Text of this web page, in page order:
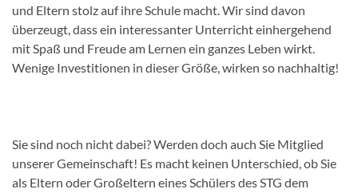
und Eltern stolz auf ihre Schule macht. Wir sind davon
überzeugt, dass ein interessanter Unterricht einhergehend
mit Spaß und Freude am Lernen ein ganzes Leben wirkt.
Wenige Investitionen in dieser Größe, wirken so nachhaltig!
Sie sind noch nicht dabei? Werden doch auch Sie Mitglied
unserer Gemeinschaft! Es macht keinen Unterschied, ob Sie
als Eltern oder Großeltern eines Schülers des STG dem